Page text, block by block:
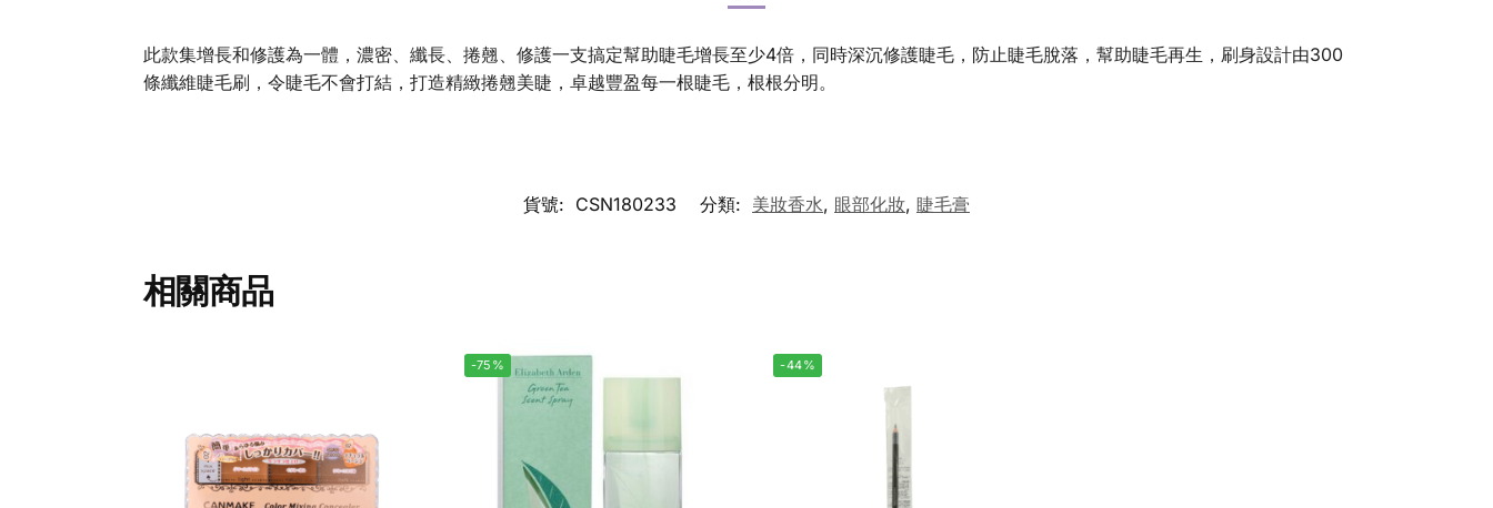
此款集增長和修護為一體，濃密、纖長、捲翹、修護一支搞定幫助睫毛增長至少4倍，同時深沉修護睫毛，防止睫毛脫落，幫助睫毛再生，刷身設計由300
條纖維睫毛刷，令睫毛不會打結，打造精緻捲翹美睫，卓越豐盈每一根睫毛，根根分明。
貨號: CSN180233 分類: 美妝香水, 眼部化妝, 睫毛膏
相關商品
-75% -44%